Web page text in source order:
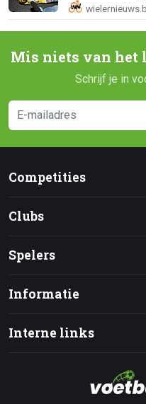
Mis niets van het
Schrijf je in
Competities
Clubs
Spelers
Informatie
Interne links